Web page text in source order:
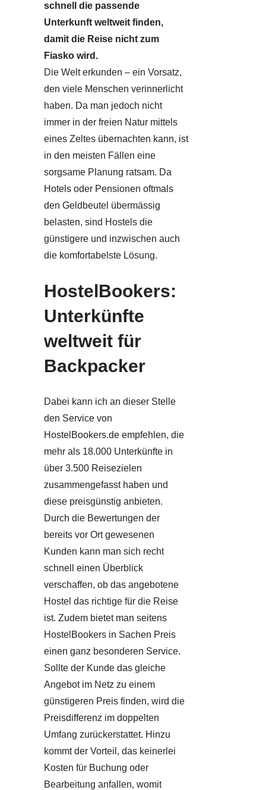
schnell die passende
Unterkunft weltweit finden,
damit die Reise nicht zum
Fiasko wird.
Die Welt erkunden – ein Vorsatz,
den viele Menschen verinnerlicht
haben. Da man jedoch nicht
immer in der freien Natur mittels
eines Zeltes übernachten kann, ist
in den meisten Fällen eine
sorgsame Planung ratsam. Da
Hotels oder Pensionen oftmals
den Geldbeutel übermässig
belasten, sind Hostels die
günstigere und inzwischen auch
die komfortabelste Lösung.
HostelBookers:
Unterkünfte
weltweit für
Backpacker
Dabei kann ich an dieser Stelle
den Service von
HostelBookers.de empfehlen, die
mehr als 18.000 Unterkünfte in
über 3.500 Reisezielen
zusammengefasst haben und
diese preisgünstig anbieten.
Durch die Bewertungen der
bereits vor Ort gewesenen
Kunden kann man sich recht
schnell einen Überblick
verschaffen, ob das angebotene
Hostel das richtige für die Reise
ist. Zudem bietet man seitens
HostelBookers in Sachen Preis
einen ganz besonderen Service.
Sollte der Kunde das gleiche
Angebot im Netz zu einem
günstigeren Preis finden, wird die
Preisdifferenz im doppelten
Umfang zurückerstattet. Hinzu
kommt der Vorteil, das keinerlei
Kosten für Buchung oder
Bearbeitung anfallen, womit